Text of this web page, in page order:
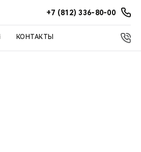
+7 (812) 336-80-00
КОНТАКТЫ